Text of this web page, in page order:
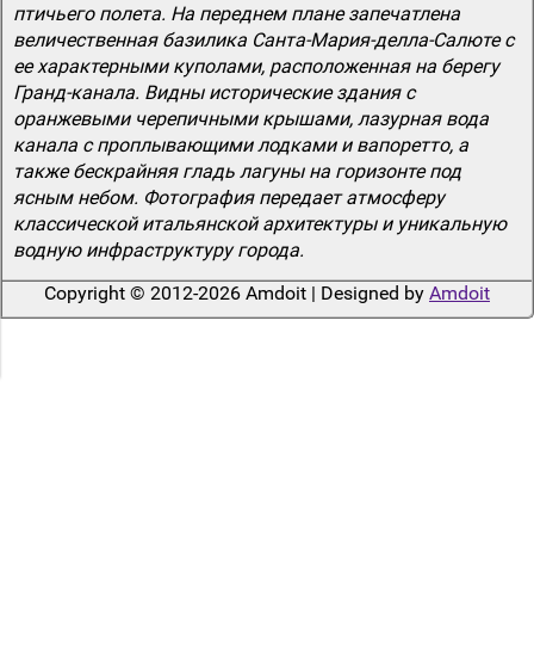
птичьего полета. На переднем плане запечатлена
величественная базилика Санта-Мария-делла-Салюте с
ее характерными куполами, расположенная на берегу
Гранд-канала. Видны исторические здания с
оранжевыми черепичными крышами, лазурная вода
канала с проплывающими лодками и вапоретто, а
также бескрайняя гладь лагуны на горизонте под
ясным небом. Фотография передает атмосферу
классической итальянской архитектуры и уникальную
водную инфраструктуру города.
Copyright © 2012-2026 Amdoit | Designed by Amdoit